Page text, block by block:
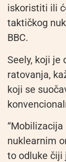
iskoristiti ili
taktičkog
BBC.
Seely, koji je
ratovanja,
koji se
nuklearnim
to odluke čiji